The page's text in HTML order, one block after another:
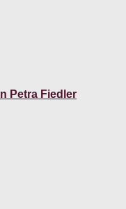
Petra Fiedler